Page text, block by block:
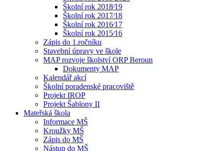
Školní rok 2018⁄19
Školní rok 2017⁄18
Školní rok 2016⁄17
Školní rok 2015⁄16
Zápis do 1.ročníku
Stavební úpravy ve škole
MAP rozvoje školství ORP Beroun
Dokumenty MAP
Kalendář akcí
Školní poradenské pracoviště
Projekt IROP
Projekt Šablony II
Mateřská škola
Informace MŠ
Kroužky MŠ
Zápis do MŠ
Nástup do MŠ